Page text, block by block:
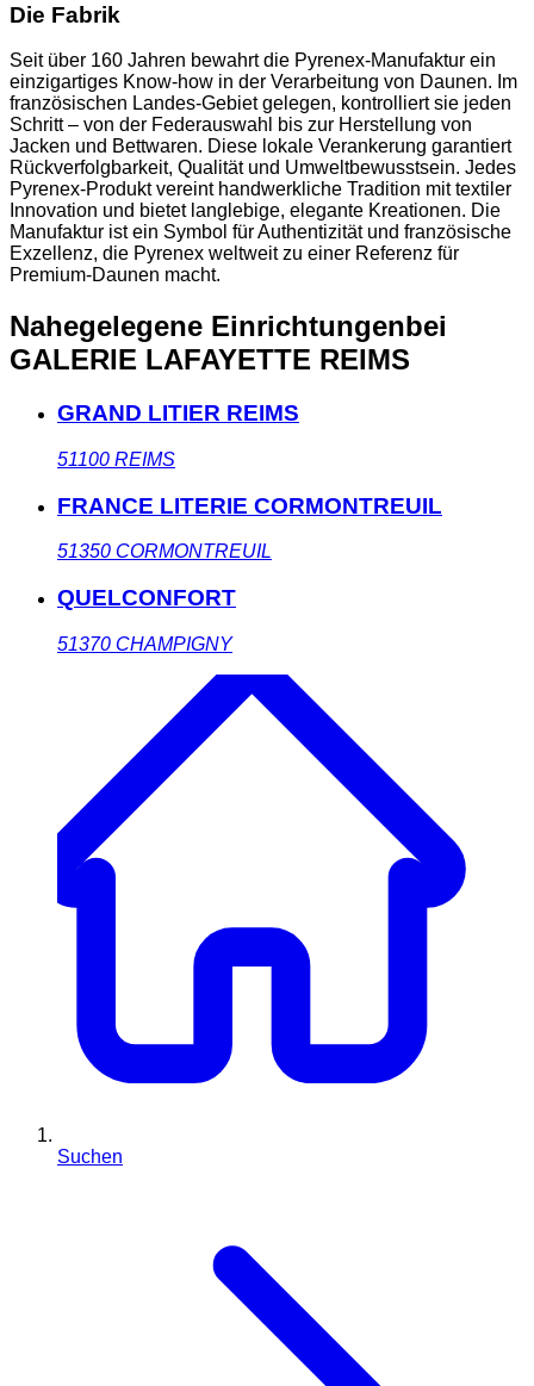
Die Fabrik
Seit über 160 Jahren bewahrt die Pyrenex-Manufaktur ein
einzigartiges Know-how in der Verarbeitung von Daunen. Im
französischen Landes-Gebiet gelegen, kontrolliert sie jeden
Schritt – von der Federauswahl bis zur Herstellung von
Jacken und Bettwaren. Diese lokale Verankerung garantiert
Rückverfolgbarkeit, Qualität und Umweltbewusstsein. Jedes
Pyrenex-Produkt vereint handwerkliche Tradition mit textiler
Innovation und bietet langlebige, elegante Kreationen. Die
Manufaktur ist ein Symbol für Authentizität und französische
Exzellenz, die Pyrenex weltweit zu einer Referenz für
Premium-Daunen macht.
Nahegelegene Einrichtungenbei
GALERIE LAFAYETTE REIMS
GRAND LITIER REIMS
51100 REIMS
FRANCE LITERIE CORMONTREUIL
51350 CORMONTREUIL
QUELCONFORT
51370 CHAMPIGNY
Suchen